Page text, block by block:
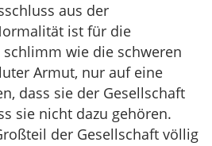
aus der
ist für die
wie die schweren
Armut, nur auf eine
dass sie der Gesellschaft
sie nicht dazu gehören.
der Gesellschaft völlig